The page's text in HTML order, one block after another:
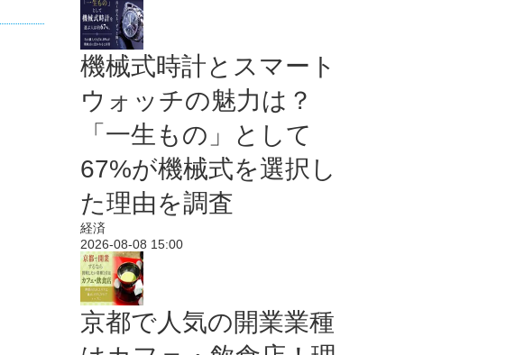
機械式時計とスマート
ウォッチの魅力は？
「一生もの」として
67%が機械式を選択し
た理由を調査
経済
2026-08-08 15:00
京都で人気の開業業種